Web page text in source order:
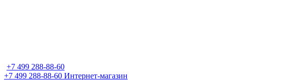
+7 499 288-88-60
+7 499 288-88-60 Интернет-магазин